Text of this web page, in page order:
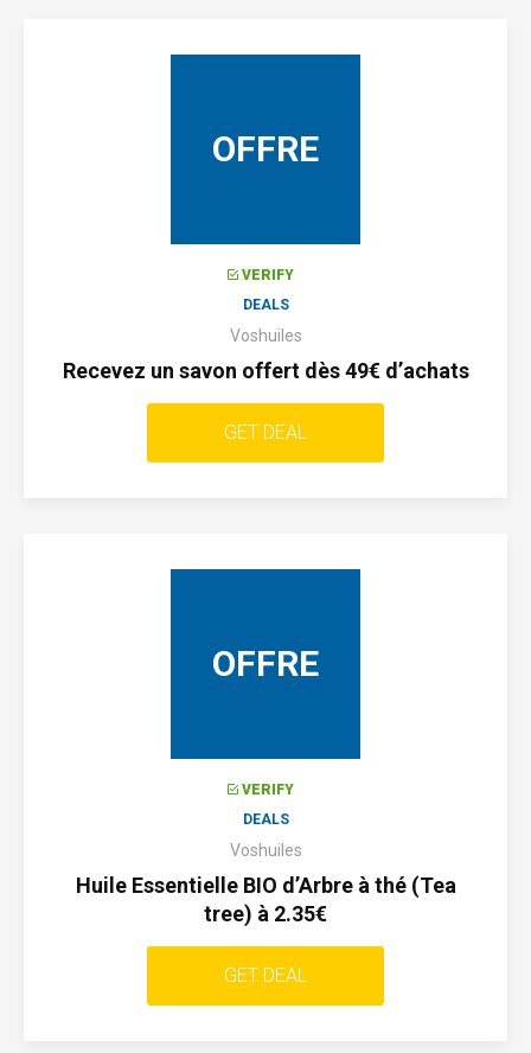
OFFRE
VERIFY
DEALS
Voshuiles
Recevez un savon offert dès 49€ d’achats
GET DEAL
OFFRE
VERIFY
DEALS
Voshuiles
Huile Essentielle BIO d’Arbre à thé (Tea
tree) à 2.35€
GET DEAL